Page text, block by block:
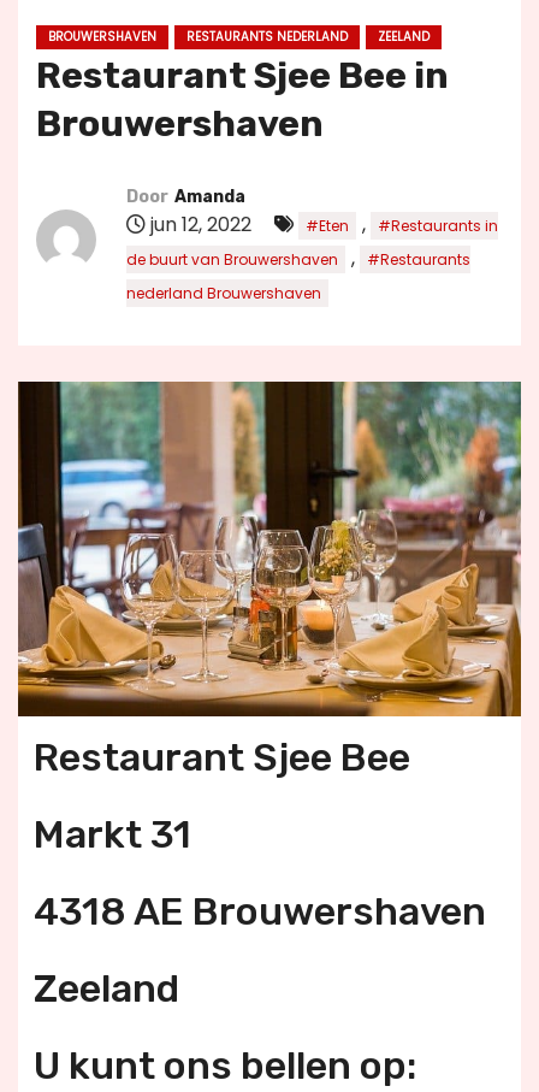
BROUWERSHAVEN RESTAURANTS NEDERLAND ZEELAND
Restaurant Sjee Bee in
Brouwershaven
Door Amanda
jun 12, 2022 #Eten ,
#Restaurants in
de buurt van Brouwershaven
,
#Restaurants
nederland Brouwershaven
Restaurant Sjee Bee
Markt 31
4318 AE Brouwershaven
Zeeland
U kunt ons bellen op: